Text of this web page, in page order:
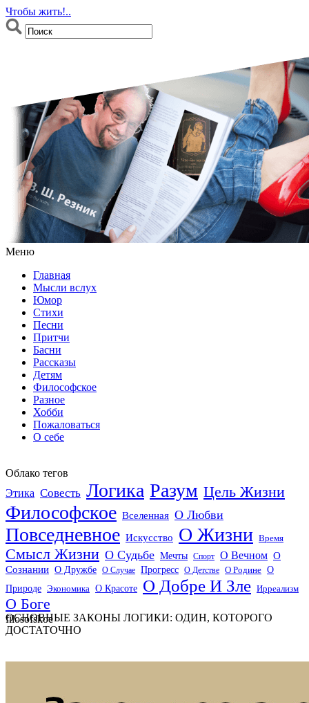
Чтобы жить!..
Меню
Главная
Мысли вслух
Юмор
Стихи
Песни
Притчи
Басни
Рассказы
Детям
Философское
Разное
Хобби
Пожаловаться
О себе
Облако тегов
Этика Совесть Логика Разум Цель Жизни
Философское Вселенная О Любви
Повседневное Искусство О Жизни Время
Смысл Жизни О Судьбе Мечты Спорт О Вечном О
Сознании О Дружбе О Случае Прогресс О Детстве О Родине О
Природе Экономика О Красоте О Добре И Зле Ирреализм
О Боге
filosofskoe
ОСНОВНЫЕ ЗАКОНЫ ЛОГИКИ: ОДИН, КОТОРОГО
ДОСТАТОЧНО